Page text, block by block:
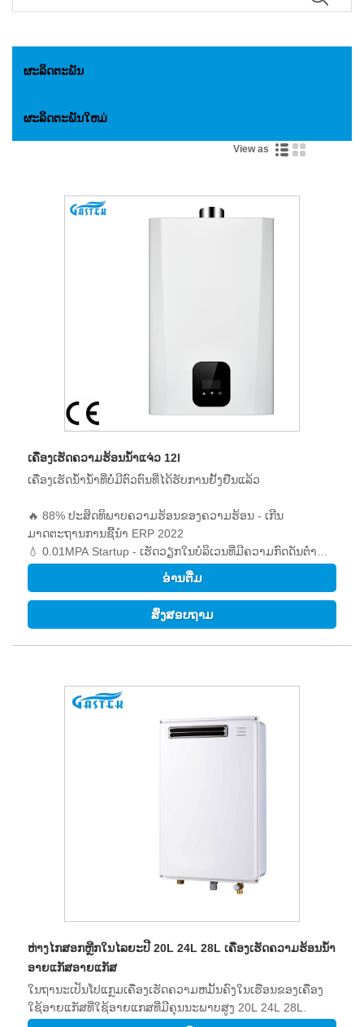
ຜະລິດຕະພັນ
ຜະລິດຕະພັນໃຫມ່
View as
ເຄື່ອງເຮັດຄວາມຮ້ອນນ້ໍາແຈ່ວ 12l
ເຄື່ອງເຮັດນ້ໍານ້ໍາທີ່ບໍ່ມີຕົວຕົນທີ່ໄດ້ຮັບການຢັ້ງຢືນແລ້ວ
🔥 88% ປະສິດທິພາບຄວາມຮ້ອນຂອງຄວາມຮ້ອນ - ເກີນ
ມາດຕະຖານການຊີ້ນໍາ ERP 2022
💧 0.01MPA Startup - ເຮັດວຽກໃນບໍລິເວນທີ່ມີຄວາມກົດດັນຕໍ່າ
🌡️± 1 °ຄວາມຖືກຕ້ອງ C - ການຄວບຄຸມອຸນຫະພູມທີ່ສະຫຼາດ
🍃<56ppm NO emission - environmentally friendly
ວິທີແກ້ໄຂທີ່ດີເລີດສໍາລັບ:
ອ່ານ​ຕື່ມ
ສົ່ງສອບຖາມ
ຫ່າງໄກສອກຫຼີກໃນໄລຍະປີ 20L 24L 28L ເຄື່ອງເຮັດຄວາມຮ້ອນນ້ໍາ
ອາຍແກັສອາຍແກັສ
ໃນຖານະເປັນໂປແກຼມເຄື່ອງເຮັດຄວາມຫມັ້ນຄົງໃນເຮືອນຂອງເຄື່ອງ
ໃຊ້ອາຍແກັສທີ່ໃຊ້ອາຍແກສທີ່ມີຄຸນນະພາບສູງ 20L 24L 28L.